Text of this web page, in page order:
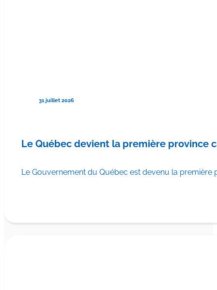
31 juillet 2026
Le Québec devient la première province
Le Gouvernement du Québec est devenu la première